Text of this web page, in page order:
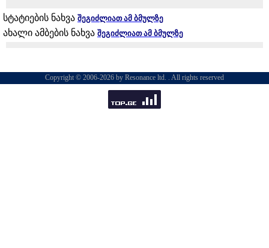
სტატიების ნახვა შეგიძლიათ ამ ბმულზე
ახალი ამბების ნახვა შეგიძლიათ ამ ბმულზე
Copyright © 2006-2026 by Resonance ltd. . All rights reserved